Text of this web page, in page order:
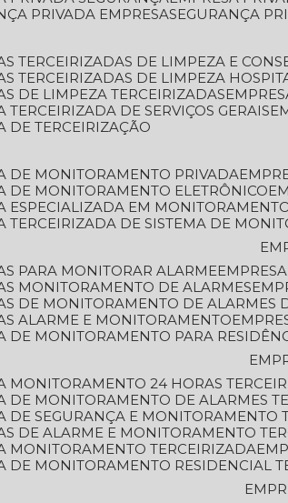
PRIVADA EMPRESA SEGURANÇA
TERCEIRIZADAS DE LIMPEZA E
TERCEIRIZADAS DE LIMPEZA
DE LIMPEZA TERCEIRIZADAS
TERCEIRIZADA DE SERVIÇOS GERAIS
DE TERCEIRIZAÇÃO
DE MONITORAMENTO PRIVADA
DE MONITORAMENTO ELETRÔNICO
ESPECIALIZADA EM
TERCEIRIZADA DE SISTEMA DE
PARA MONITORAR ALARME
MONITORAMENTO DE ALARMES
DE MONITORAMENTO DE ALARMES
ALARME E MONITORAMENTO
DE MONITORAMENTO PARA
MONITORAMENTO 24 HORAS
DE MONITORAMENTO DE ALARMES
DE SEGURANÇA E MONITORAMENTO
DE ALARME E MONITORAMENTO
MONITORAMENTO TERCEIRIZADA
DE MONITORAMENTO RESIDENCIAL